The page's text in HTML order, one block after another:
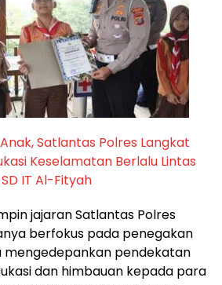
Satlantas Polres Langkat
Keselamatan Berlalu Lintas
IT Al-Fityah
jajaran Satlantas Polres
berfokus pada penegakan
mengedepankan pendekatan
dan himbauan kepada para